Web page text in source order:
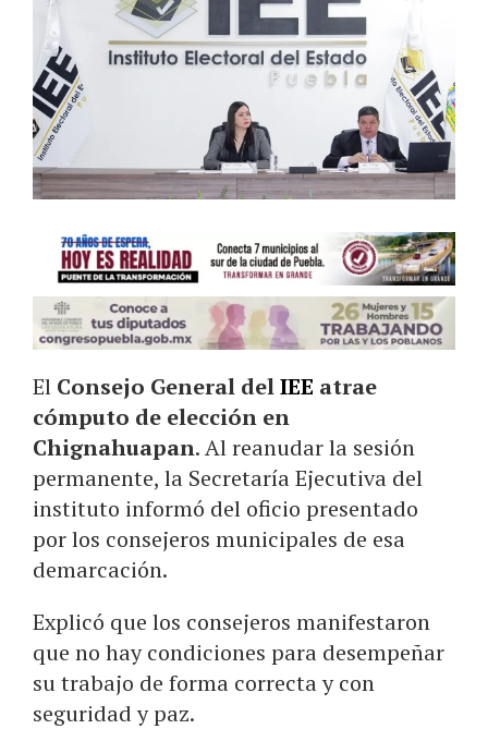
El Consejo General delIEE atrae
cómputo de elección en
Chignahuapan. Al reanudar la sesión
permanente, la Secretaría Ejecutiva del
instituto informó del oficio presentado
por los consejeros municipales de esa
demarcación.
Explicó que los consejeros manifestaron
que no hay condiciones para desempeñar
su trabajo de forma correcta y con
seguridad y paz.